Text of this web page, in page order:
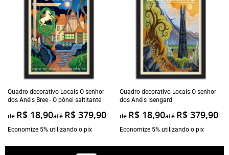
Quadro decorativo Locais O senhor
dos Anéis Bree - O pônei saltitante
de R$ 18,90até R$ 379,90
Economize 5% utilizando o pix
Quadro decorativo Locais O senhor
dos Anéis Isengard
de R$ 18,90até R$ 379,90
Economize 5% utilizando o pix